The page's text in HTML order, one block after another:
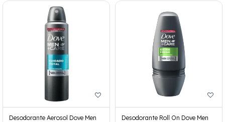
Desodorante Aerosol Dove Men
Desodorante Roll On Dove Men